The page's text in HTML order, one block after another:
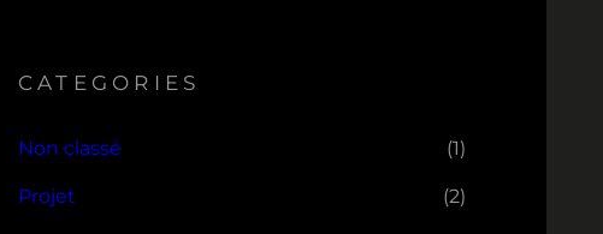
CATEGORIES
Non classé (1)
Projet (2)